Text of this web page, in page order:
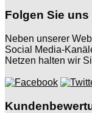
Folgen Sie uns
Neben unserer
Social Media-
Netzen halten wir